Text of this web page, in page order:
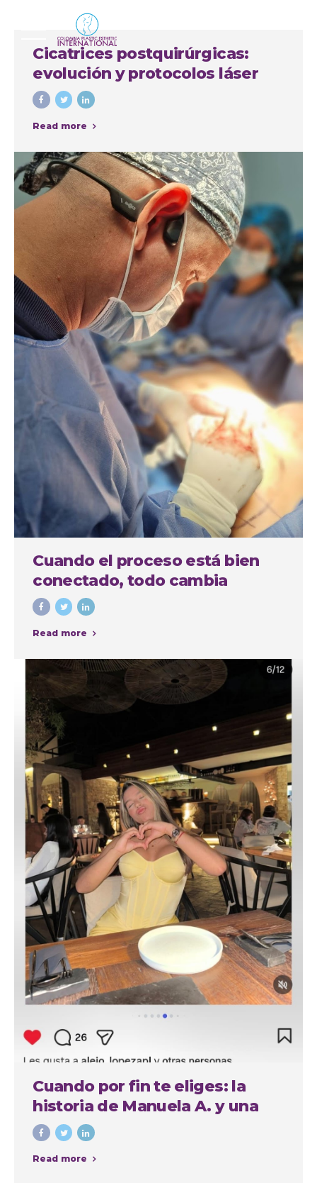
Cicatrices postquirúrgicas:
evolución y protocolos láser
Read more
Cuando el proceso está bien
conectado, todo cambia
Read more
Cuando por fin te eliges: la
historia de Manuela A. y una
experiencia cuidada de
principio a fin
Read more